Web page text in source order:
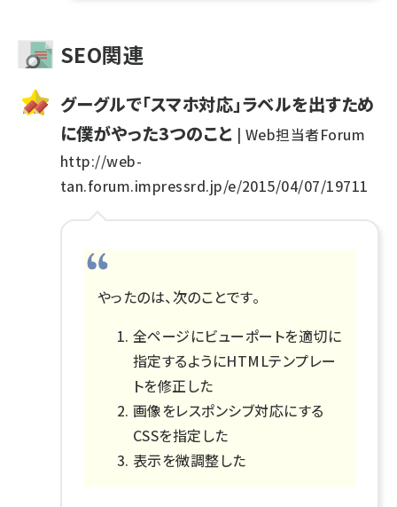
SEO関連
グーグルで「スマホ対応」ラベルを出すため
に僕がやった3つのこと | Web担当者Forum
http://web-
tan.forum.impressrd.jp/e/2015/04/07/19711
やったのは、次のことです。
全ページにビューポートを適切に
指定するようにHTMLテンプレー
トを修正した
画像をレスポンシブ対応にする
CSSを指定した
表示を微調整した